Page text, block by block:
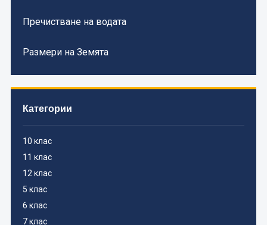
Пречистване на водата
Размери на Земята
Категории
10 клас
11 клас
12 клас
5 клас
6 клас
7 клас